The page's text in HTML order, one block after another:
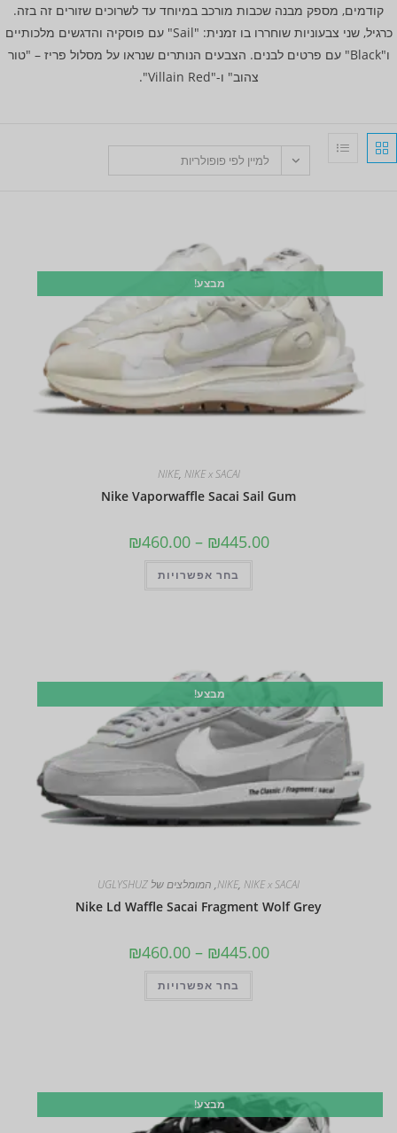
קודמים, מספק מבנה שכבות מורכב במיוחד עד לשרוכים שזורים זה בזה.
כרגיל, שני צבעוניות שוחררו בו זמנית: "Sail" עם פוסקיה והדגשים מלכותיים
ו"Black" עם פרטים לבנים. הצבעים הנותרים שנראו על מסלול פריז – "טור
צהוב" ו-"Villain Red".
למיין לפי פופולריות
מבצע!
NIKE, NIKE x SACAI
Nike Vaporwaffle Sacai Sail Gum
₪445.00
–
₪460.00
בחר אפשרויות
מבצע!
NIKE, NIKE x SACAI
, המומלצים של UGLYSHUZ
Nike Ld Waffle Sacai Fragment Wolf Grey
₪445.00
–
₪460.00
בחר אפשרויות
מבצע!